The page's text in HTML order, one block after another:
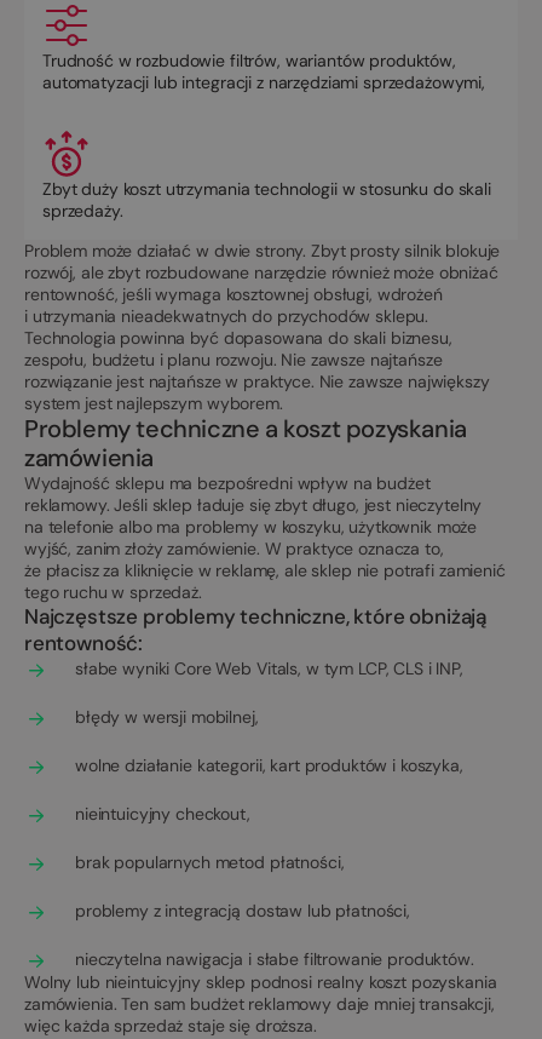
Trudność w rozbudowie filtrów, wariantów produktów,
automatyzacji lub integracji z narzędziami sprzedażowymi,
Zbyt duży koszt utrzymania technologii w stosunku do skali
sprzedaży.
Problem może działać w dwie strony. Zbyt prosty silnik blokuje
rozwój, ale zbyt rozbudowane narzędzie również może obniżać
rentowność, jeśli wymaga kosztownej obsługi, wdrożeń
i utrzymania nieadekwatnych do przychodów sklepu.
Technologia powinna być dopasowana do skali biznesu,
zespołu, budżetu i planu rozwoju. Nie zawsze najtańsze
rozwiązanie jest najtańsze w praktyce. Nie zawsze największy
system jest najlepszym wyborem.
Problemy techniczne a koszt pozyskania
zamówienia
Wydajność sklepu ma bezpośredni wpływ na budżet
reklamowy. Jeśli sklep ładuje się zbyt długo, jest nieczytelny
na telefonie albo ma problemy w koszyku, użytkownik może
wyjść, zanim złoży zamówienie. W praktyce oznacza to,
że płacisz za kliknięcie w reklamę, ale sklep nie potrafi zamienić
tego ruchu w sprzedaż.
Najczęstsze problemy techniczne, które obniżają
rentowność:
słabe wyniki Core Web Vitals, w tym LCP, CLS i INP,
błędy w wersji mobilnej,
wolne działanie kategorii, kart produktów i koszyka,
nieintuicyjny checkout,
brak popularnych metod płatności,
problemy z integracją dostaw lub płatności,
nieczytelna nawigacja i słabe filtrowanie produktów.
Wolny lub nieintuicyjny sklep podnosi realny koszt pozyskania
zamówienia. Ten sam budżet reklamowy daje mniej transakcji,
więc każda sprzedaż staje się droższa.